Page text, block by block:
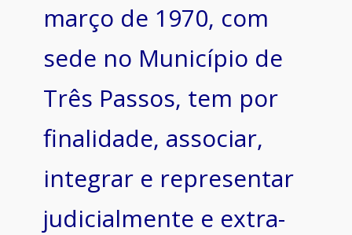
março de 1970, com
sede no Município de
Três Passos, tem por
finalidade, associar,
integrar e representar
judicialmente e extra-